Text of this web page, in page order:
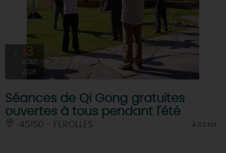
13
AOÛT
2026
Séances de Qi Gong gratuites
ouvertes à tous pendant l'été
45150 - FEROLLES À 0.3 KM